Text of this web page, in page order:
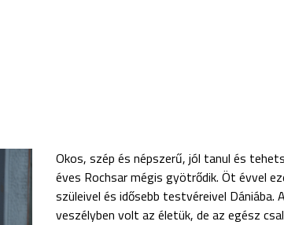
Okos, szép és népszerű, jól tanul és
éves Rochsar mégis gyötrődik. Öt évvel
szüleivel és idősebb testvéreivel Dániába.
veszélyben volt az életük, de az egész